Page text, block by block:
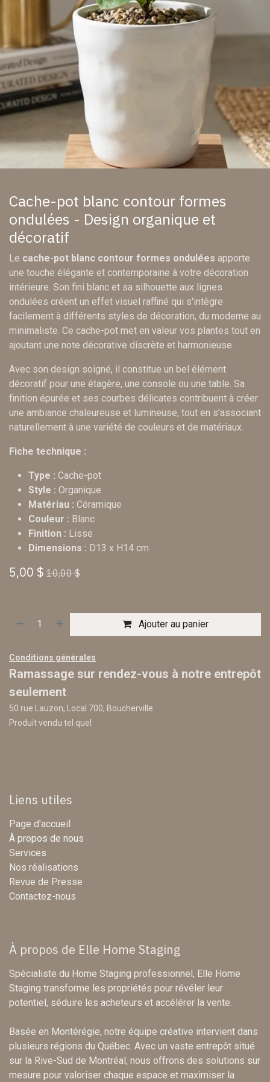
Cache-pot blanc contour formes
ondulées - Design organique et
décoratif
Le cache-pot blanc contour formes ondulées apporte
une touche élégante et contemporaine à votre décoration
intérieure. Son fini blanc et sa silhouette aux lignes
ondulées créent un effet visuel raffiné qui s'intègre
facilement à différents styles de décoration, du moderne au
minimaliste. Ce cache-pot met en valeur vos plantes tout en
ajoutant une note décorative discrète et harmonieuse.
Avec son design soigné, il constitue un bel élément
décoratif pour une étagère, une console ou une table. Sa
finition épurée et ses courbes délicates contribuent à créer
une ambiance chaleureuse et lumineuse, tout en s'associant
naturellement à une variété de couleurs et de matériaux.
Fiche technique :
Type : Cache-pot
Style : Organique
Matériau : Céramique
Couleur : Blanc
Finition : Lisse
Dimensions : D13 x H14 cm
5,00 $ 10,00$
Ajouter au panier
Conditions générales
Ramassage sur rendez-vous à notre entrepôt
seulement :
50 rue Lauzon, Local 700, Boucherville
Produit vendu tel quel
Liens utiles
Page d'accueil
À propos de nous
Services
Nos réalisations
Revue de Presse
Contactez-nous
À propos de Elle Home Staging
Spécialiste du Home Staging professionnel, Elle Home
Staging transforme les propriétés pour révéler leur
potentiel, séduire les acheteurs et accélérer la vente.
Basée en Montérégie, notre équipe créative intervient dans
plusieurs régions du Québec. Avec un vaste entrepôt situé
sur la Rive-Sud de Montréal, nous offrons des solutions sur
mesure pour valoriser chaque espace et maximiser la